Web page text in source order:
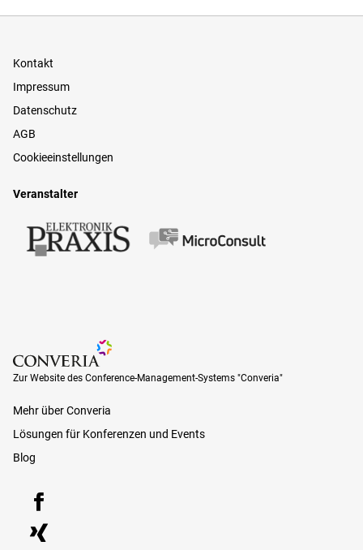
Kontakt
Impressum
Datenschutz
AGB
Cookieeinstellungen
Veranstalter
Zur Website des Conference-Management-Systems "Converia"
Zur Website des Conference-Management-Systems "Converia"
Mehr über Converia
Lösungen für Konferenzen und Events
Blog